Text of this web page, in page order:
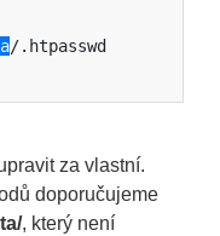
/.htpasswd
za vlastní.
doporučujeme
, který není